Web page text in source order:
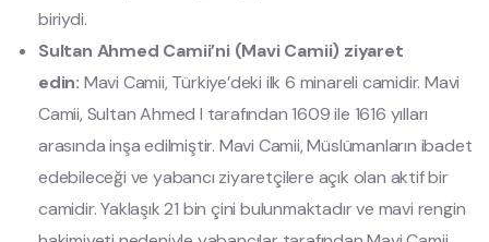
biriydi.
Sultan Ahmed Camii’ni (Mavi Camii) ziyaret
edin: Mavi Camii, Türkiye’deki ilk 6 minareli camidir. Mavi
Camii, Sultan Ahmed I tarafından 1609 ile 1616 yılları
arasında inşa edilmiştir. Mavi Camii, Müslümanların ibadet
edebileceği ve yabancı ziyaretçilere açık olan aktif bir
camidir. Yaklaşık 21 bin çini bulunmaktadır ve mavi rengin